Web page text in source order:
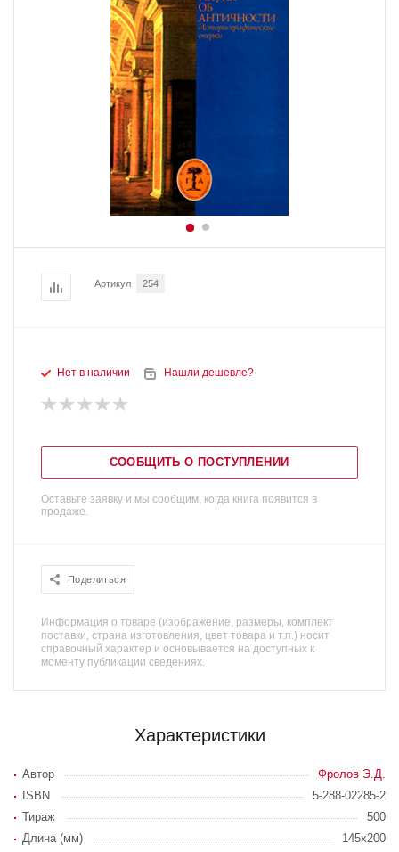
Артикул 254
Нет в наличии Нашли дешевле?
СООБЩИТЬ О ПОСТУПЛЕНИИ
Оставьте заявку и мы сообщим, когда книга появится в
продаже.
Поделиться
Информация о товаре (изображение, размеры, комплект
поставки, страна изготовления, цвет товара и т.п.) носит
справочный характер и основывается на доступных к
моменту публикации сведениях.
Характеристики
Автор
Фролов Э.Д.
ISBN
5-288-02285-2
Тираж
500
Длина (мм)
145x200